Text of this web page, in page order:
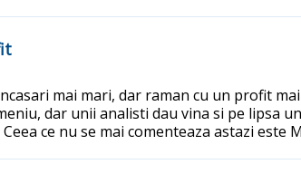
mai mari, dar raman cu un profit
dar unii analisti dau vina si pe lipsa
ce nu se mai comenteaza astazi este